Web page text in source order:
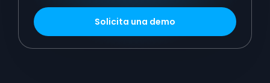
Solicita una demo